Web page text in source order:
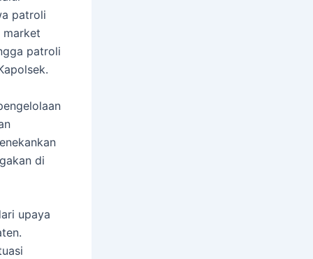
patroli
market
patroli
di
upaya